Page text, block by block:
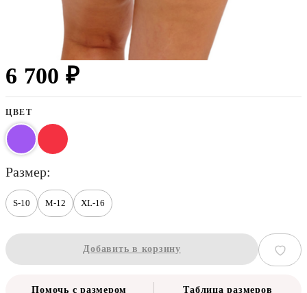
6 700 ₽
ЦВЕТ
размер
S-10 M-12 XL-16
Добавить в корзину
Помочь с размером Таблица размеров